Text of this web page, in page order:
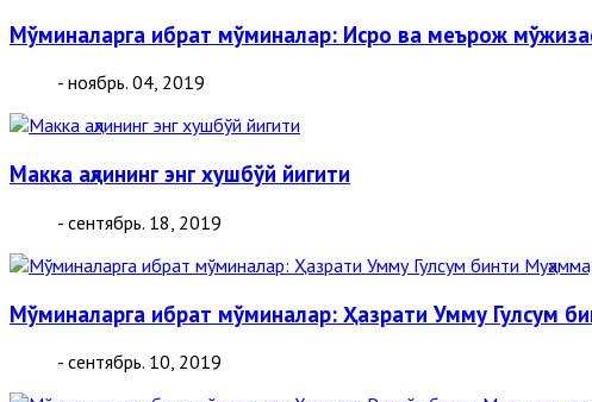
Мўминаларга ибрат мўминалар: Исро ва меърож
- ноябрь. 04, 2019
Макка аҳлининг энг хушбўй йигити
- сентябрь. 18, 2019
Мўминаларга ибрат мўминалар: Ҳазрати Умму Гулсум
- сентябрь. 10, 2019